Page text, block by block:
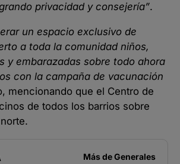
privacidad y consejería”.
un espacio exclusivo de
a toda la comunidad niños,
y embarazadas sobre todo ahora
con la campaña de vacunación
mencionando que el Centro de
de todos los barrios sobre
Más deGenerales